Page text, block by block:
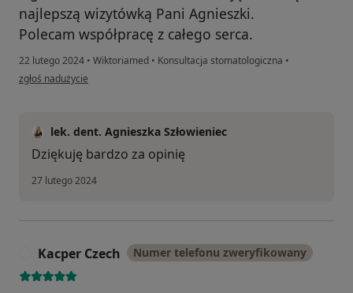
najlepszą wizytówką Pani Agnieszki.
Polecam współpracę z całego serca.
22 lutego 2024 • Wiktoriamed • Konsultacja stomatologiczna •
w opinii użytkownika Wojtek
zgłoś nadużycie
lek. dent. Agnieszka Szłowieniec
Dziękuję bardzo za opinię
27 lutego 2024
Kacper Czech Numer telefonu zweryfikowany